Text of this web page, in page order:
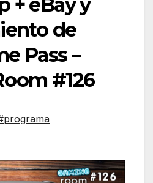
+ eBay y
de
Pass –
#126